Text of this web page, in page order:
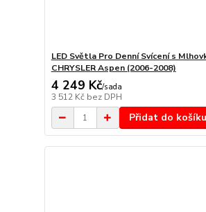
LED Světla Pro Denní Svícení s
CHRYSLER Aspen (2006-2008)
4 249 Kč/sada
3 512 Kč bez DPH
Přidat do košíku